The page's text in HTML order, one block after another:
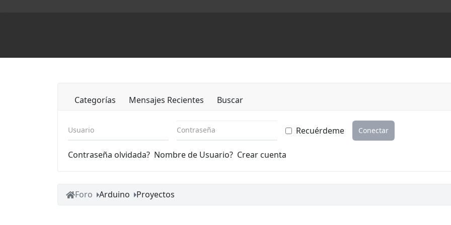
Categorías Mensajes Recientes Buscar
Usuario Contraseña Recuérdeme Conectar
Contraseña olvidada? Nombre de Usuario? Crear cuenta
Foro Arduino Proyectos